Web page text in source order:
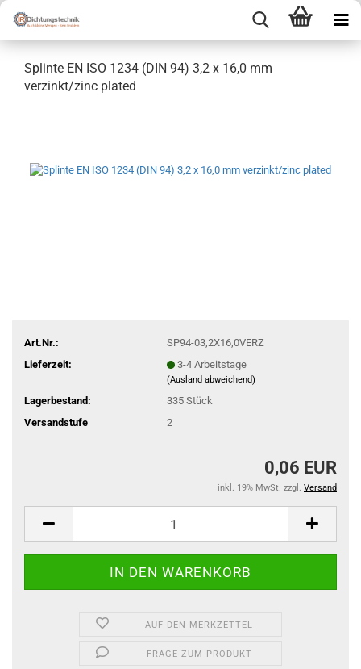
Splinte EN ISO 1234 (DIN 94) 3,2 x 16,0 mm
verzinkt/zinc plated
Art.Nr.:
SP94-03,2X16,0VERZ
Lieferzeit:
3-4 Arbeitstage
(Ausland abweichend)
Lagerbestand: 335 Stück
Versandstufe
2
0,06 EUR
inkl. 19% MwSt. zzgl. Versand
AUF DEN MERKZETTEL
FRAGE ZUM PRODUKT